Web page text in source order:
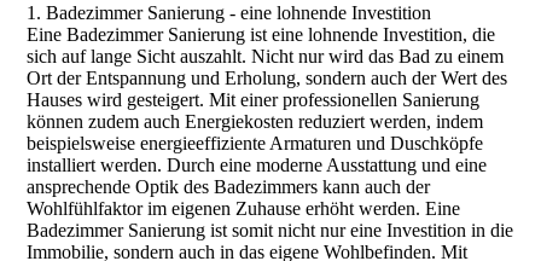
1. Badezimmer Sanierung - eine lohnende Investition
Eine Badezimmer Sanierung ist eine lohnende Investition, die
sich auf lange Sicht auszahlt. Nicht nur wird das Bad zu einem
Ort der Entspannung und Erholung, sondern auch der Wert des
Hauses wird gesteigert. Mit einer professionellen Sanierung
können zudem auch Energiekosten reduziert werden, indem
beispielsweise energieeffiziente Armaturen und Duschköpfe
installiert werden. Durch eine moderne Ausstattung und eine
ansprechende Optik des Badezimmers kann auch der
Wohlfühlfaktor im eigenen Zuhause erhöht werden. Eine
Badezimmer Sanierung ist somit nicht nur eine Investition in die
Immobilie, sondern auch in das eigene Wohlbefinden. Mit